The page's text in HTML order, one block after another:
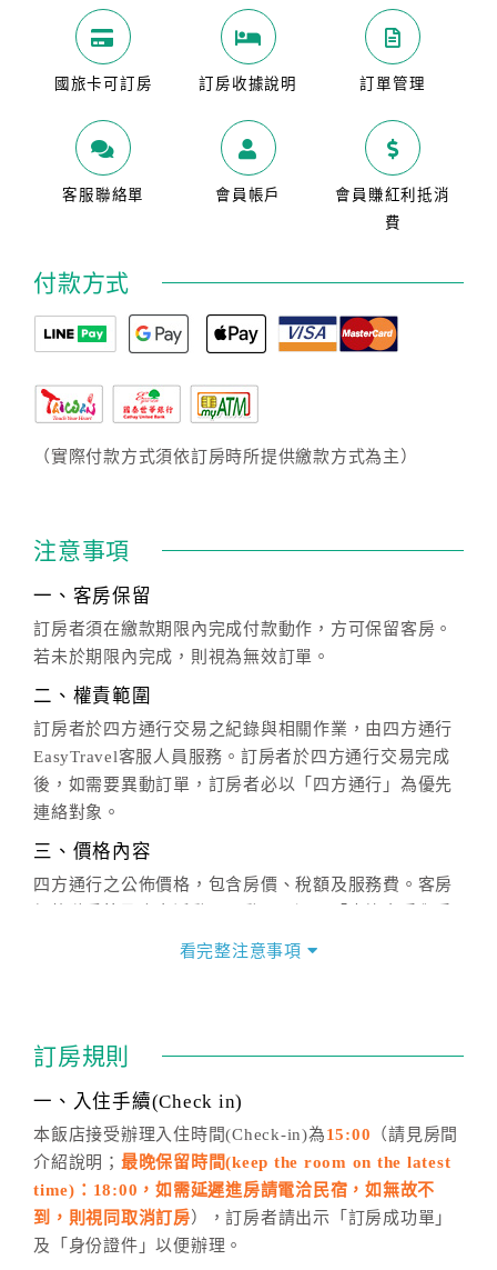
國旅卡可訂房 訂房收據說明 訂單管理
客服聯絡單 會員帳戶
會員賺紅利抵消
費
付款方式
（實際付款方式須依訂房時所提供繳款方式為主）
注意事項
一、客房保留
訂房者須在繳款期限內完成付款動作，方可保留客房。
若未於期限內完成，則視為無效訂單。
二、權責範圍
訂房者於四方通行交易之紀錄與相關作業，由四方通行
EasyTravel客服人員服務。訂房者於四方通行交易完成
後，如需要異動訂單，訂房者必以「四方通行」為優先
連絡對象。
三、價格內容
四方通行之公佈價格，包含房價、稅額及服務費。客房
價」之當日價格為標準。
話方式異動訂單。
※非客服時間之申辦異動，皆為次日計算及辦理。
五、客服時間
週一至週日，上午9:00～晚上6:00
六、聯絡方式
週一至週日： 客服聯絡單 、
看完整注意事項
訂房規則
一、入住手續(Check in)
本飯店接受辦理入住時間(Check-in)為15:00 （請見房間
介紹說明； 最晚保留時間(keep the room on the latest
time)：18:00，如需延遲進房請電洽民宿，如無故不
到，則視同取消訂房），訂房者請出示「訂房成功單」
及「身份證件」以便辦理。